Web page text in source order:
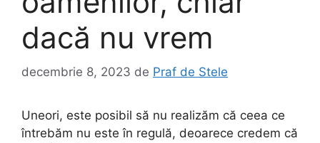
dacă nu vrem
decembrie 8, 2023 de Praf de Stele
Uneori, este posibil să nu realizăm că ceea ce
întrebăm nu este în regulă, deoarece credem că